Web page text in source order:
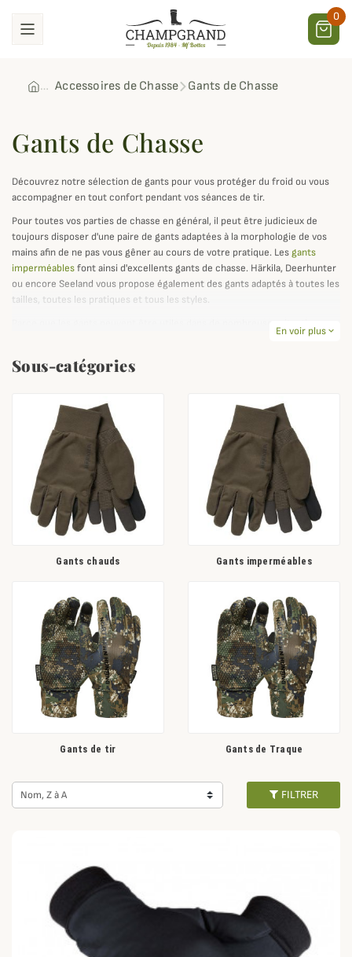
0
Accessoires de Chasse Gants de Chasse
Gants de Chasse
Découvrez notre sélection de gants pour vous protéger du froid ou vous
accompagner en tout confort pendant vos séances de tir.
Pour toutes vos parties de chasse en général, il peut être judicieux de
toujours disposer d'une paire de gants adaptées à la morphologie de vos
mains afin de ne pas vous gêner au cours de votre pratique. Les gants
imperméablesfont ainsi d'excellents gants de chasse. Härkila, Deerhunter
ou encore Seeland vous propose également des gants adaptés à toutes les
tailles, toutes les pratiques et tous les styles.
gants de traque
Pour pratiquer la chasse ou profiter de la nature en toute saison,
femme conçus par les plus grandes marques, et à retrouver au meilleur
prix toute l'année.
En voir plus expand_more
Sous-catégories
Gants chauds Gants imperméables
Gants de tir Gants de Traque
Nom, Z à A FILTRER